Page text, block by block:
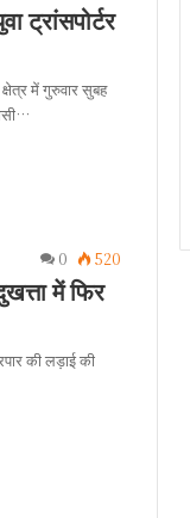
ट्रांसपोर्टर
में गुरुवार सुबह
0 520
में फिर
की लड़ाई की